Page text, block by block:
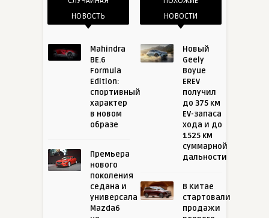
НОВОСТЬ
Mahindra
BE.6
Formula
Edition:
спортивный
характер
в новом
образе
Премьера
нового
поколения
седана и
универсала
Mazda6
НОВОСТИ
Новый
Geely
Boyue
EREV
получил
до 375 км
EV-запаса
хода и до
1525 км
суммарной
дальности
В Китае
стартовали
продажи